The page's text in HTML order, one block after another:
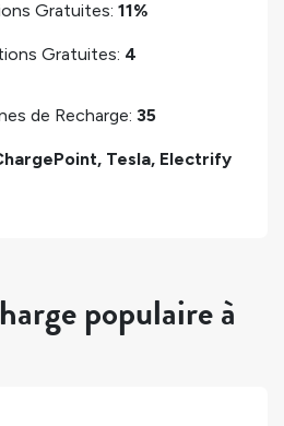
Gratuites: 11%
Gratuites: 4
de Recharge: 35
Tesla, Electrify
populaire à